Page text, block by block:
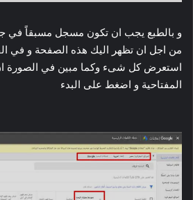
من اجل ان تظهر اليك هذه الصفحة و في
استعرض كل شىء وكما مبين في الصورة
المفتاحية و اضغط على البدء